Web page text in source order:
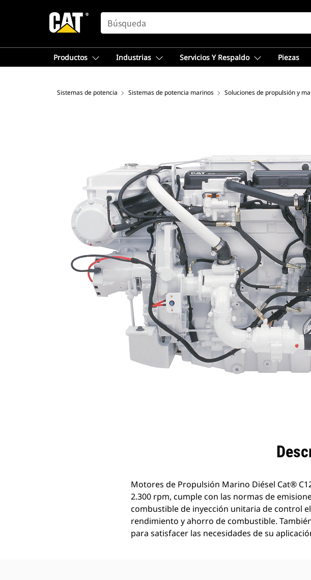
SEARCH
Productos Industrias Servicios Y Respaldo Piezas
Sistemas de potencia Sistemas de potencia marinos
Motores de Propulsión Marino Diésel Cat®
2.300 rpm, cumple con las normas de
combustible de inyección unitaria de control
rendimiento y ahorro de combustible.
para satisfacer las necesidades de su